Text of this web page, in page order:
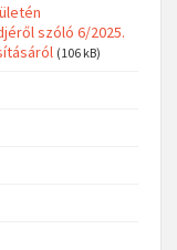
szóló 6/2025.
(106 kB)